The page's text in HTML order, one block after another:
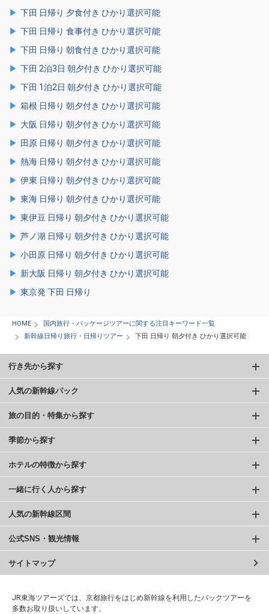
下田 日帰り 夕食付き ひかり選択可能
下田 日帰り 食事付き ひかり選択可能
下田 日帰り 朝食付き ひかり選択可能
下田 2泊3日 朝夕付き ひかり選択可能
下田 1泊2日 朝夕付き ひかり選択可能
箱根 日帰り 朝夕付き ひかり選択可能
大阪 日帰り 朝夕付き ひかり選択可能
田原 日帰り 朝夕付き ひかり選択可能
熱海 日帰り 朝夕付き ひかり選択可能
伊東 日帰り 朝夕付き ひかり選択可能
東海 日帰り 朝夕付き ひかり選択可能
東伊豆 日帰り 朝夕付き ひかり選択可能
芦ノ湖 日帰り 朝夕付き ひかり選択可能
小田原 日帰り 朝夕付き ひかり選択可能
新大阪 日帰り 朝夕付き ひかり選択可能
東京発 下田 日帰り
HOME
国内旅行・パッケージツアーに関する注目キーワード一覧
新幹線日帰り旅行・日帰りツアー
下田 日帰り 朝夕付き ひかり選択可能
行き先から探す
人気の新幹線パック
旅の目的・特集から探す
季節から探す
ホテルの特徴から探す
一緒に行く人から探す
人気の新幹線区間
公式SNS・観光情報
サイトマップ
JR東海ツアーズでは、京都旅行をはじめ新幹線を利用したパックツアーを
多数お取り扱いしています。